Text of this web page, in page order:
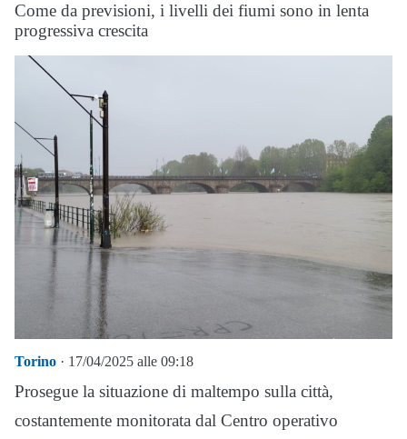
Come da previsioni, i livelli dei fiumi sono in lenta
progressiva crescita
Torino · 17/04/2025 alle 09:18
Prosegue la situazione di maltempo sulla città,
costantemente monitorata dal Centro operativo